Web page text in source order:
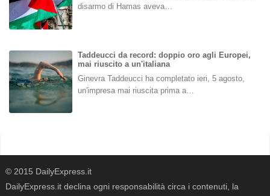
disarmo di Hamas aveva…
Taddeucci da record: doppio oro agli Europei,
mai riuscito a un'italiana
Ginevra Taddeucci ha completato ieri, 5 agosto,
un'impresa mai riuscita prima a…
© 2015 DailyExpress.it
DailyExpress.it declina ogni responsabilità circa i contenuti, la